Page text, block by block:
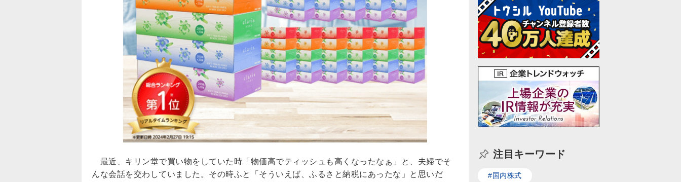
最近、キリン堂で買い物をしていた時「物価高でティッシュも高くなったなぁ」と、夫婦でそ
んな会話を交わしていました。その時ふと「そういえば、ふるさと納税にあったな」と思いだ
注目キーワード
#国内株式